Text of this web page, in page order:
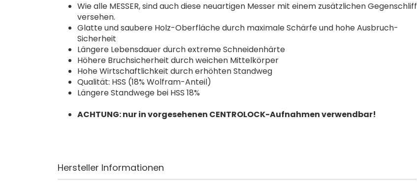
Wie alle MESSER, sind auch diese neuartigen Messer mit einem zusätzlichen Gegenschliff
versehen.
Glatte und saubere Holz-Oberfläche durch maximale Schärfe und hohe Ausbruch-
Sicherheit
Längere Lebensdauer durch extreme Schneidenhärte
Höhere Bruchsicherheit durch weichen Mittelkörper
Hohe Wirtschaftlichkeit durch erhöhten Standweg
Qualität: HSS (18% Wolfram-Anteil)
Längere Standwege bei HSS 18%
ACHTUNG: nur in vorgesehenen CENTROLOCK-Aufnahmen verwendbar!
Hersteller Informationen